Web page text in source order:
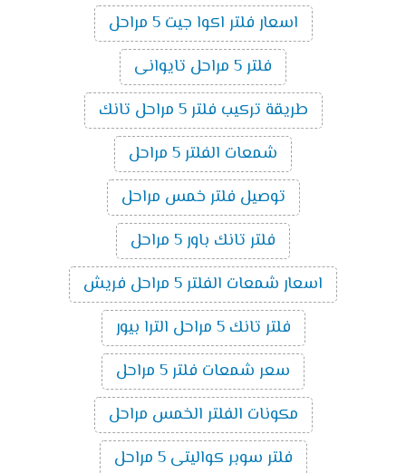
اسعار فلتر اكوا جيت 5 مراحل
فلتر 5 مراحل تايوانى
طريقة تركيب فلتر 5 مراحل تانك
شمعات الفلتر 5 مراحل
توصيل فلتر خمس مراحل
فلتر تانك باور 5 مراحل
اسعار شمعات الفلتر 5 مراحل فريش
فلتر تانك 5 مراحل الترا بيور
سعر شمعات فلتر 5 مراحل
مكونات الفلتر الخمس مراحل
فلتر سوبر كواليتى 5 مراحل